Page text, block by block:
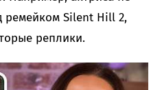
ремейком Silent Hill 2,
реплики.